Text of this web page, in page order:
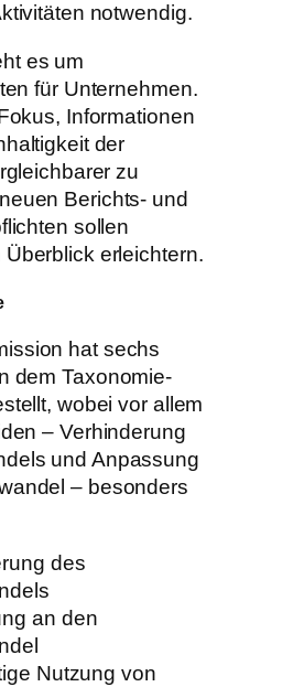
notwendig.
es um
für Unternehmen.
Informationen
der
zu
Berichts- und
sollen
erleichtern.
hat sechs
dem Taxonomie-
wobei vor allem
– Verhinderung
und Anpassung
– besonders
des
an den
Nutzung von